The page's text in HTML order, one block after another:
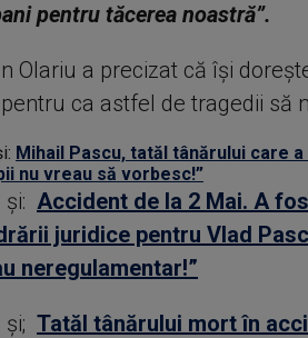
pentru tăcerea noastră”.
Olariu a precizat că își
ca astfel de tragedii să
Mihail Pascu, tatăl tânărului care
nu vreau să vorbesc!”
Accident de la 2 Mai. A
juridice pentru Vlad
neregulamentar!”
Tatăl tânărului mort în